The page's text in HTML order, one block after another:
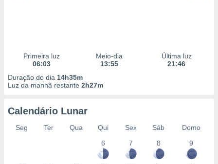
Primeira luz
06:03
Meio-dia
13:55
Última luz
21:46
Duração do dia 14h35m
Luz da manhã restante 2h27m
Calendário Lunar
Seg Ter Qua Qui Sex Sáb
Domo
6
7 8 9